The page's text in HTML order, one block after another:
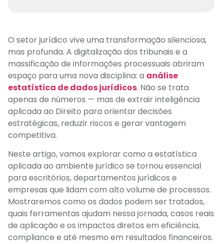
O setor jurídico vive uma transformação silenciosa,
mas profunda. A digitalização dos tribunais e a
massificação de informações processuais abriram
espaço para uma nova disciplina: a análise
estatística de dados jurídicos. Não se trata
apenas de números — mas de extrair inteligência
aplicada ao Direito para orientar decisões
estratégicas, reduzir riscos e gerar vantagem
competitiva.
Neste artigo, vamos explorar como a estatística
aplicada ao ambiente jurídico se tornou essencial
para escritórios, departamentos jurídicos e
empresas que lidam com alto volume de processos.
Mostraremos como os dados podem ser tratados,
quais ferramentas ajudam nessa jornada, casos reais
de aplicação e os impactos diretos em eficiência,
compliance e até mesmo em resultados financeiros.